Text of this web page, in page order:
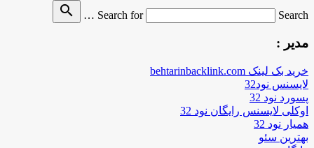
Search for
Search …
search
مدیر :
خرید بک لینک behtarinbacklink.com
لایسنس نود32
پسورد نود 32
اوکلی لایسنس رایگان نود 32
همیار نود 32
بهترین سئو